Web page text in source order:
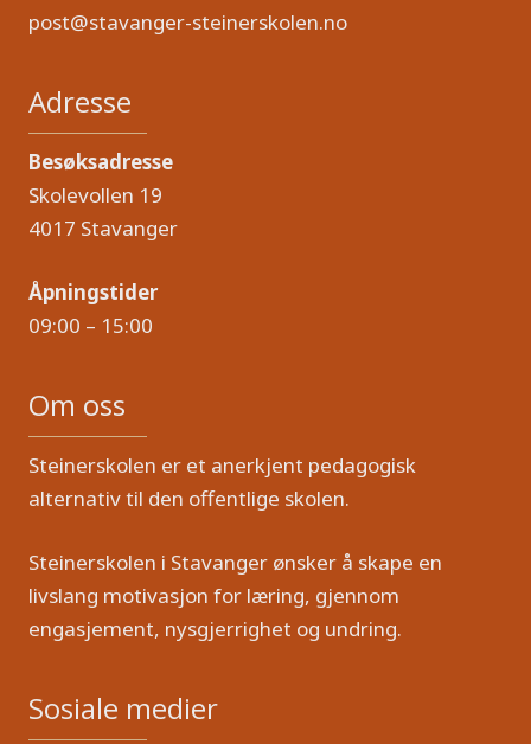
post@stavanger-steinerskolen.no
Adresse
Besøksadresse
Skolevollen 19
4017 Stavanger
Åpningstider
09:00 – 15:00
Om oss
Steinerskolen er et anerkjent pedagogisk
alternativ til den offentlige skolen.
Steinerskolen i Stavanger ønsker å skape en
livslang motivasjon for læring, gjennom
engasjement, nysgjerrighet og undring.
Sosiale medier